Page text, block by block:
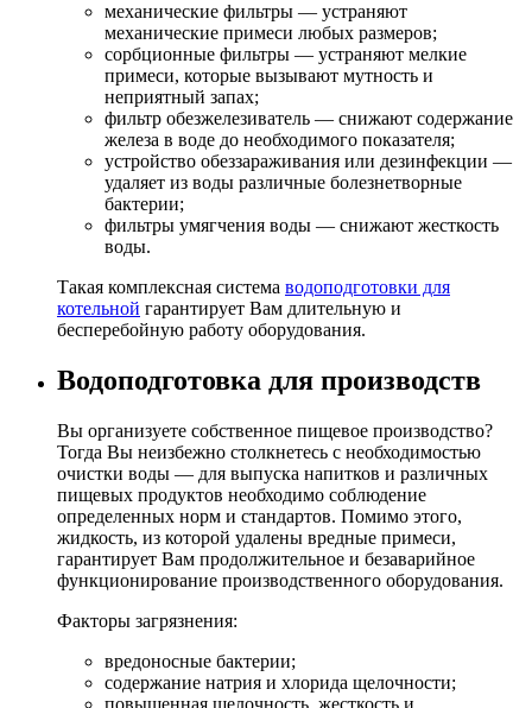
механические фильтры — устраняют
механические примеси любых размеров;
сорбционные фильтры — устраняют мелкие
примеси, которые вызывают мутность и
неприятный запах;
фильтр обезжелезиватель — снижают содержание
железа в воде до необходимого показателя;
устройство обеззараживания или дезинфекции —
удаляет из воды различные болезнетворные
бактерии;
фильтры умягчения воды — снижают жесткость
воды.
Такая комплексная система водоподготовки для
котельной гарантирует Вам длительную и
бесперебойную работу оборудования.
Водоподготовка для производств
Вы организуете собственное пищевое производство?
Тогда Вы неизбежно столкнетесь с необходимостью
очистки воды — для выпуска напитков и различных
пищевых продуктов необходимо соблюдение
определенных норм и стандартов. Помимо этого,
жидкость, из которой удалены вредные примеси,
гарантирует Вам продолжительное и безаварийное
функционирование производственного оборудования.
Факторы загрязнения:
вредоносные бактерии;
содержание натрия и хлорида щелочности;
повышенная щелочность, жесткость и